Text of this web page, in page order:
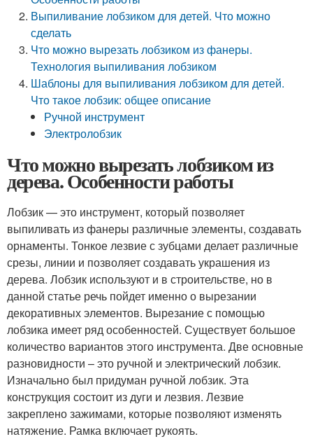
Выпиливание лобзиком для детей. Что можно
сделать
Что можно вырезать лобзиком из фанеры.
Технология выпиливания лобзиком
Шаблоны для выпиливания лобзиком для детей.
Что такое лобзик: общее описание
Ручной инструмент
Электролобзик
Что можно вырезать лобзиком из
дерева. Особенности работы
Лобзик — это инструмент, который позволяет
выпиливать из фанеры различные элементы, создавать
орнаменты. Тонкое лезвие с зубцами делает различные
срезы, линии и позволяет создавать украшения из
дерева. Лобзик используют и в строительстве, но в
данной статье речь пойдет именно о вырезании
декоративных элементов. Вырезание с помощью
лобзика имеет ряд особенностей. Существует большое
количество вариантов этого инструмента. Две основные
разновидности – это ручной и электрический лобзик.
Изначально был придуман ручной лобзик. Эта
конструкция состоит из дуги и лезвия. Лезвие
закреплено зажимами, которые позволяют изменять
натяжение. Рамка включает рукоять.